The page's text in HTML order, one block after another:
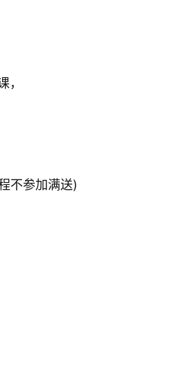
，
不参加满送)